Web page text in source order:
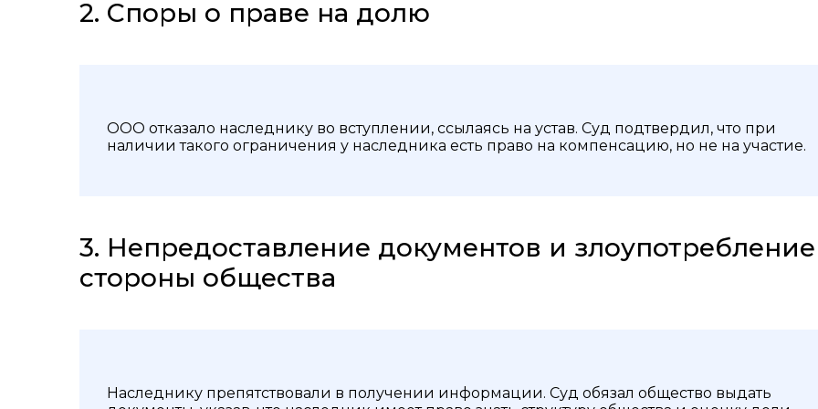
2. Споры о праве на долю
ООО отказало наследнику во вступлении, ссылаясь на устав. Суд подтвердил, что при
наличии такого ограничения у наследника есть право на компенсацию, но не на участие.
3. Непредоставление документов и
стороны общества
Наследнику препятствовали в получении информации. Суд обязал общество выдать